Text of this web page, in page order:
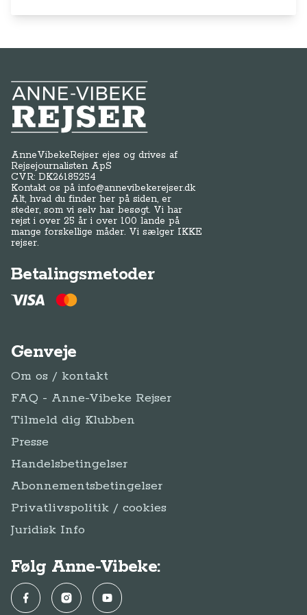
Anne-Vibeke Rejser
AnneVibekeRejser ejes og drives af
Rejsejournalisten ApS
CVR: DK26185254
Kontakt os påinfo@annevibekerejser.dk
Alt, hvad du finder her på siden, er
steder, som vi selv har besøgt. Vi har
rejst i over 25 år i over 100 lande på
mange forskellige måder. Vi sælger IKKE
rejser.
Betalingsmetoder
Genveje
Om os / kontakt
FAQ - Anne-Vibeke Rejser
Tilmeld dig Klubben
Presse
Handelsbetingelser
Abonnementsbetingelser
Privatlivspolitik / cookies
Juridisk Info
Følg Anne-Vibeke:
FacebookInstagramYouTube